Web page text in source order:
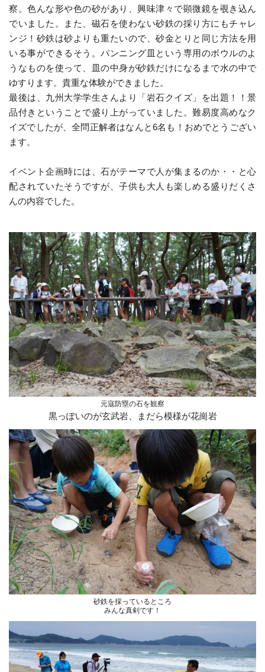
察。色んな形や色の砂があり、興味津々で顕微鏡を覗き込ん
でいました。また、磁石を使わない砂鉄の採り方にもチャレ
ンジ！砂鉄は砂よりも重たいので、砂金とりと同じ方法を用
いる事ができるそう。パンニング皿という専用のボウルのよ
うなものを使って、皿の中身が砂鉄だけになるまで水の中で
ゆすります。貴重な体験ができました。
最後は、九州大学学生さんより「岩石クイズ」を出題！！景
品付きということで盛り上がっていました。難易度高めなク
イズでしたが、全問正解者はなんと6名も！おめでとうござい
ます。
イベント企画時には、石がテーマで人が集まるのか・・と心
配されていたそうですが、子供も大人も楽しめる盛りだくさ
んの内容でした。
元寇防塁の石を観察
黒っぽいのが玄武岩、まだら模様が花崗岩
砂鉄を採っているところ
みんな真剣です！